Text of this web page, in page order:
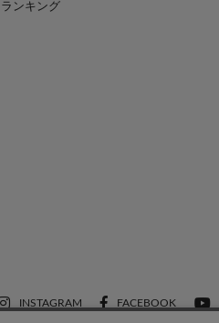
ランキング
INSTAGRAM FACEBOOK